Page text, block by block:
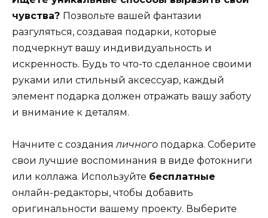
чувства? Позвольте вашей фантазии
разгуляться, создавая подарки, которые
подчеркнут вашу индивидуальность и
искренность. Будь то что-то сделанное своими
руками или стильный аксессуар, каждый
элемент подарка должен отражать вашу заботу
и внимание к деталям.
Начните с созданияличного подарка. Соберите
свои лучшие воспоминания в виде фотокниги
или коллажа. Используйте бесплатные
онлайн-редакторы, чтобы добавить
оригинальности вашему проекту. Выберите